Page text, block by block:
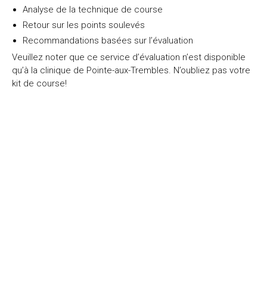
Analyse de la technique de course
Retour sur les points soulevés
Recommandations basées sur l’évaluation
Veuillez noter que ce service d’évaluation n’est disponible
qu’à la clinique de Pointe-aux-Trembles. N’oubliez pas votre
kit de course!